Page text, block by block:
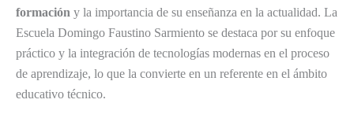
formación y la importancia de su enseñanza en la actualidad. La
Escuela Domingo Faustino Sarmiento se destaca por su enfoque
práctico y la integración de tecnologías modernas en el proceso
de aprendizaje, lo que la convierte en un referente en el ámbito
educativo técnico.